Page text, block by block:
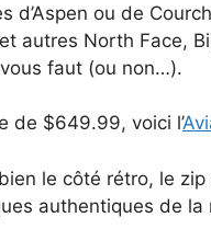
d’Aspen ou de
autres North Face,
faut (ou non…).
de $649.99, voici l’
le côté rétro, le
authentiques de la